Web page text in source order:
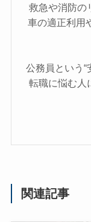
救急や消防の
車の適正利用
公務員という“
転職に悩む人
関連記事